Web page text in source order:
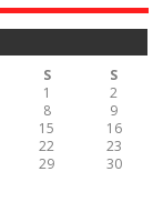
S S
1
2
8
9
15
16
22
23
29
30